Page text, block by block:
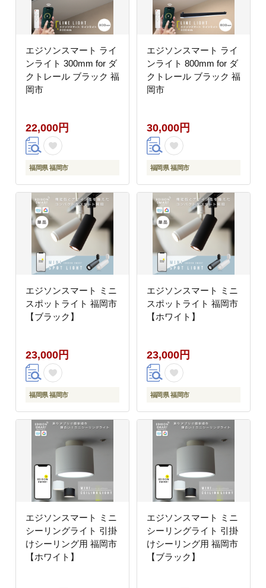
エジソンスマート ライ
ンライト 300mm for ダ
クトレール ブラック 福
岡市
22,000円
福岡県 福岡市
エジソンスマート ライ
ンライト 800mm for ダ
クトレール ブラック 福
岡市
30,000円
福岡県 福岡市
エジソンスマート ミニ
スポットライト 福岡市
【ブラック】
23,000円
福岡県 福岡市
エジソンスマート ミニ
スポットライト 福岡市
【ホワイト】
23,000円
福岡県 福岡市
エジソンスマート ミニ
シーリングライト 引掛
けシーリング用 福岡市
【ホワイト】
エジソンスマート ミニ
シーリングライト 引掛
けシーリング用 福岡市
【ブラック】